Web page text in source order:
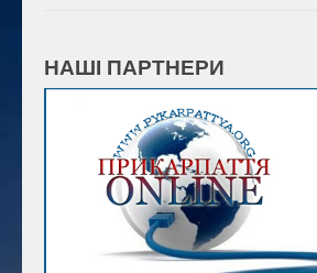
НАШІ ПАРТНЕРИ